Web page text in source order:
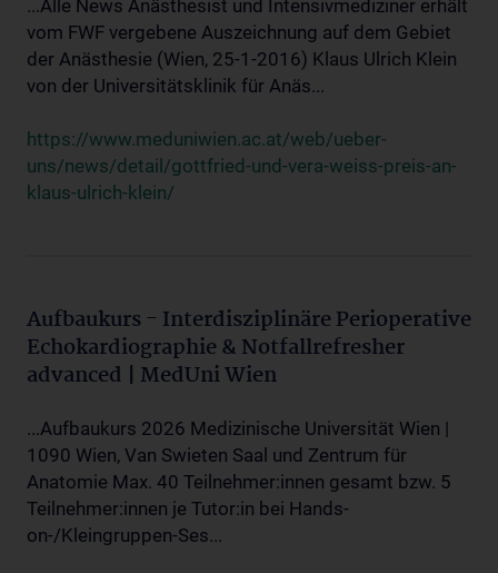
...Alle News Anästhesist und Intensivmediziner erhält
vom FWF vergebene Auszeichnung auf dem Gebiet
der Anästhesie (Wien, 25-1-2016) Klaus Ulrich Klein
von der Universitätsklinik für Anäs...
https://www.meduniwien.ac.at/web/ueber-
uns/news/detail/gottfried-und-vera-weiss-preis-an-
klaus-ulrich-klein/
Aufbaukurs - Interdisziplinäre Perioperative
Echokardiographie & Notfallrefresher
advanced | MedUni Wien
...Aufbaukurs 2026 Medizinische Universität Wien |
1090 Wien, Van Swieten Saal und Zentrum für
Anatomie Max. 40 Teilnehmer:innen gesamt bzw. 5
Teilnehmer:innen je Tutor:in bei Hands-
on-/Kleingruppen-Ses...